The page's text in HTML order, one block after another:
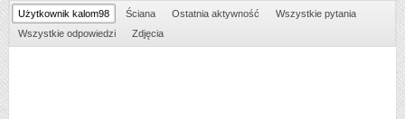
Użytkownik kalom98 Ściana Ostatnia aktywność
Wszystkie pytania
Wszystkie odpowiedzi
Zdjęcia